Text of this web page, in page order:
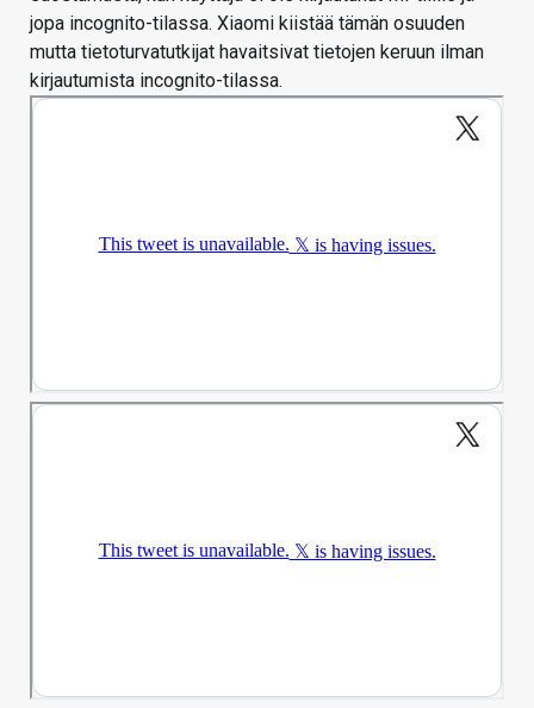
jopa incognito-tilassa. Xiaomi kiistää tämän osuuden
mutta tietoturvatutkijat havaitsivat tietojen keruun ilman
kirjautumista incognito-tilassa.